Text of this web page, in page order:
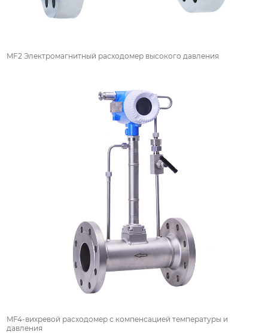
MF2 Электромагнитный расходомер высокого давления
MF4-вихревой расходомер с компенсацией температуры и
давления